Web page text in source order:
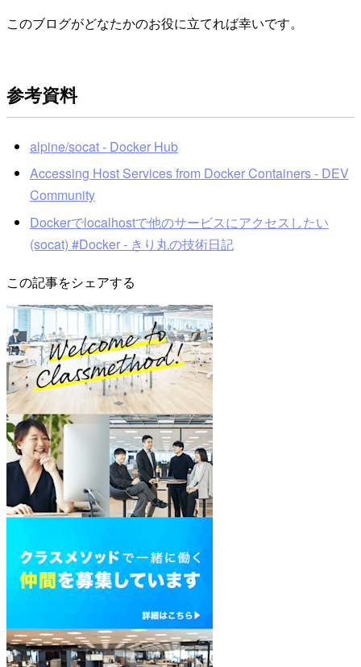
このブログがどなたかのお役に立てれば幸いです。
参考資料
alpine/socat - Docker Hub
Accessing Host Services from Docker Containers - DEV
Community
Dockerでlocalhostで他のサービスにアクセスしたい
(socat) #Docker - きり丸の技術日記
この記事をシェアする